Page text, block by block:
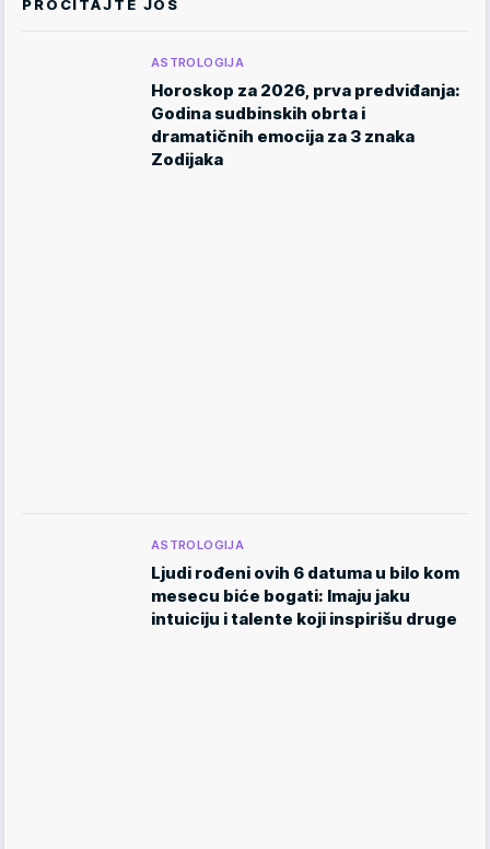
PROČITAJTE JOŠ
ASTROLOGIJA
Horoskop za 2026, prva predviđanja:
Godina sudbinskih obrta i
dramatičnih emocija za 3 znaka
Zodijaka
ASTROLOGIJA
Ljudi rođeni ovih 6 datuma u bilo kom
mesecu biće bogati: Imaju jaku
intuiciju i talente koji inspirišu druge